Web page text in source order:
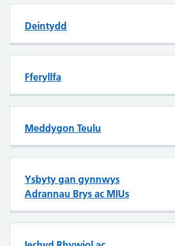
Deintydd
Fferyllfa
Meddygon Teulu
Ysbyty gan gynnwys
Adrannau Brys ac MIUs